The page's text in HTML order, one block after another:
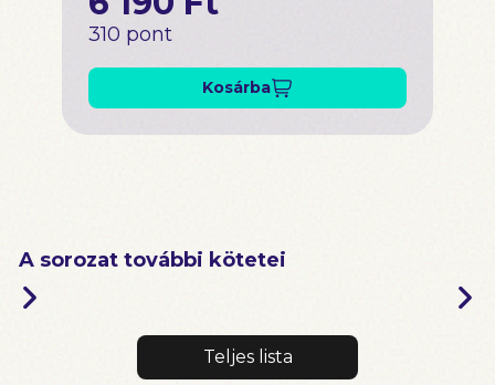
310 pont
Kosárba
A sorozat további kötetei
Teljes lista